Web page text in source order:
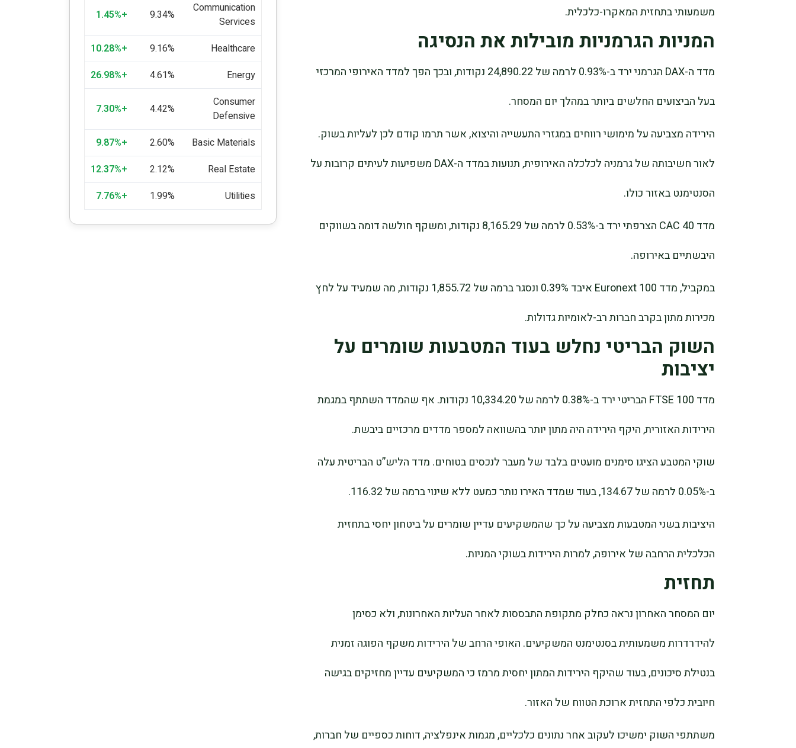
משמעותי בתחזית המאקרו-כלכלית.
המניות הגרמניות מובילות את הנסיגה
מדד ה-DAX הגרמני ירד ב-0.93% לרמה של 24,890.22 נקודות, ובכך הפך למדד האירופי המרכזי
בעל הביצועים החלשים ביותר במהלך יום המסחר.
הירידה מצביעה על מימושי רווחים במגזרי התעשייה והיצוא, אשר תרמו קודם לכן לעליות בשוק.
לאור חשיבותה של גרמניה לכלכלה האירופית, תנועות במדד ה-DAX משפיעות לעיתים קרובות על
הסנטימנט באזור כולו.
מדד CAC 40 הצרפתי ירד ב-0.53% לרמה של 8,165.29 נקודות, ומשקף חולשה דומה בשווקים
היבשתיים באירופה.
במקביל, מדד Euronext 100 איבד 0.39% ונסגר ברמה של 1,855.72 נקודות, מה שמעיד על לחץ
מכירות מתון בקרב חברות רב-לאומיות גדולות.
השוק הבריטי נחלש בעוד המטבעות שומרים על
יציבות
מדד FTSE 100 הבריטי ירד ב-0.38% לרמה של 10,334.20 נקודות. אף שהמדד השתתף במגמת
הירידות האזורית, היקף הירידה היה מתון יותר בהשוואה למספר מדדים מרכזיים ביבשת.
שוקי המטבע הציגו סימנים מועטים בלבד של מעבר לנכסים בטוחים. מדד הליש”ט הבריטית עלה
ב-0.05% לרמה של 134.67, בעוד שמדד האירו נותר כמעט ללא שינוי ברמה של 116.32.
היציבות בשני המטבעות מצביעה על כך שהמשקיעים עדיין שומרים על ביטחון יחסי בתחזית
הכלכלית הרחבה של אירופה, למרות הירידות בשוקי המניות.
תחזית
יום המסחר האחרון נראה כחלק מתקופת התבססות לאחר העליות האחרונות, ולא כסימן
להידרדרות משמעותית בסנטימנט המשקיעים. האופי הרחב של הירידות משקף הפוגה זמנית
בנטילת סיכונים, בעוד שהיקף הירידות המתון יחסית מרמז כי המשקיעים עדיין מחזיקים בגישה
חיובית כלפי התחזית ארוכת הטווח של האזור.
משתתפי השוק ימשיכו לעקוב אחר נתונים כלכליים, מגמות אינפלציה, דוחות כספיים של חברות,
Communication
Services
9.34%
+1.45%
Healthcare
9.16%
+10.28%
Energy
4.61%
+26.98%
Consumer
Defensive
4.42%
+7.30%
Basic Materials
2.60%
+9.87%
Real Estate
2.12%
+12.37%
Utilities
1.99%
+7.76%